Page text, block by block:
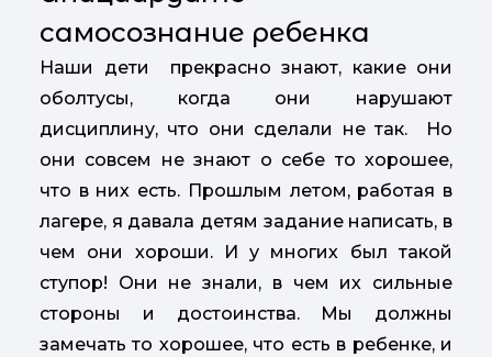
самосознание ребенка
Наши дети прекрасно знают, какие они
оболтусы, когда они нарушают
дисциплину, что они сделали не так. Но
они совсем не знают о себе то хорошее,
что в них есть. Прошлым летом, работая в
лагере, я давала детям задание написать, в
чем они хороши. И у многих был такой
ступор! Они не знали, в чем их сильные
стороны и достоинства. Мы должны
замечать то хорошее, что есть в ребенке, и